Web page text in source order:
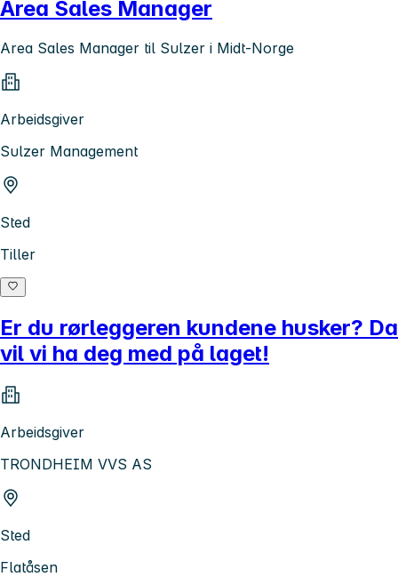
Area Sales Manager
Area Sales Manager til Sulzer i Midt-Norge
Arbeidsgiver
Sulzer Management
Sted
Tiller
Er du rørleggeren kundene husker? Da
vil vi ha deg med på laget!
Arbeidsgiver
TRONDHEIM VVS AS
Sted
Flatåsen